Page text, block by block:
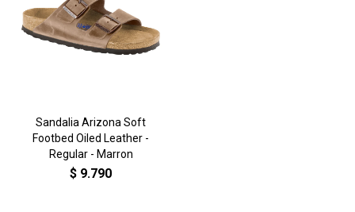
Sandalia Arizona Soft
Footbed Oiled Leather -
Regular - Marron
$ 9.790